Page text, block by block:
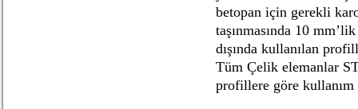
betopan için gerekli
taşınmasında 10
dışında kullanılan
Tüm Çelik elemanlar
profillere göre kullanım